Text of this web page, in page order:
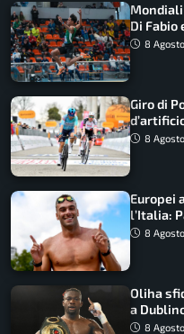
Mondiali
Di Fabio
8
Giro di
maglia
8
Europei
l’Italia:
Barnabà
8
Oliha
a
lupo
8